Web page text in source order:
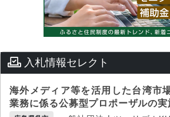
入札情報セレクト
海外メディア等を活用した台湾市
業務に係る公募型プロポーザルの実